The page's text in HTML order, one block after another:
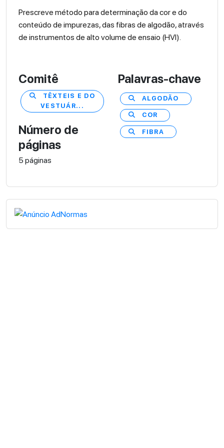
Prescreve método para determinação da cor e do
conteúdo de impurezas, das fibras de algodão, através
de instrumentos de alto volume de ensaio (HVI).
Comitê
TÊXTEIS E DO
VESTUÁR...
Número de
páginas
5 páginas
Palavras-chave
ALGODÃO
COR
FIBRA